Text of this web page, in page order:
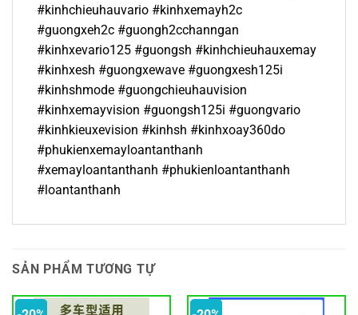
#kinhchieuhauvario #kinhxemayh2c
#guongxeh2c #guongh2cchanngan
#kinhxevario125 #guongsh #kinhchieuhauxemay
#kinhxesh #guongxewave #guongxesh125i
#kinhshmode #guongchieuhauvision
#kinhxemayvision #guongsh125i #guongvario
#kinhkieuxevision #kinhsh #kinhxoay360do
#phukienxemayloantanthanh
#xemayloantanthanh #phukienloantanthanh
#loantanthanh
SẢN PHẨM TƯƠNG TỰ